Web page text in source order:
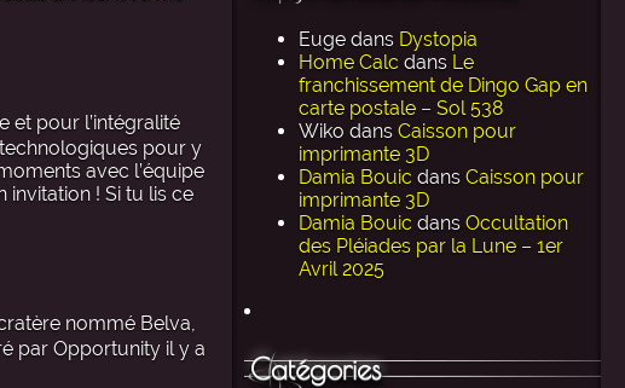
Euge dans Dystopia
Home Calc dans Le
franchissement de Dingo Gap en
carte postale – Sol 538
Wiko dans Caisson pour
imprimante 3D
Damia Bouic dans Caisson pour
imprimante 3D
Damia Bouic dans Occultation
des Pléiades par la Lune – 1er
Avril 2025
Catégories
et pour l’intégralité
pour y
avec l’équipe
! Si tu lis ce
nommé Belva,
par Opportunity il y a